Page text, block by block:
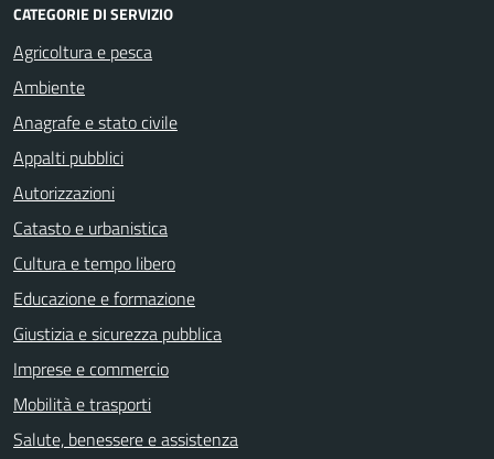
CATEGORIE DI SERVIZIO
Agricoltura e pesca
Ambiente
Anagrafe e stato civile
Appalti pubblici
Autorizzazioni
Catasto e urbanistica
Cultura e tempo libero
Educazione e formazione
Giustizia e sicurezza pubblica
Imprese e commercio
Mobilità e trasporti
Salute, benessere e assistenza